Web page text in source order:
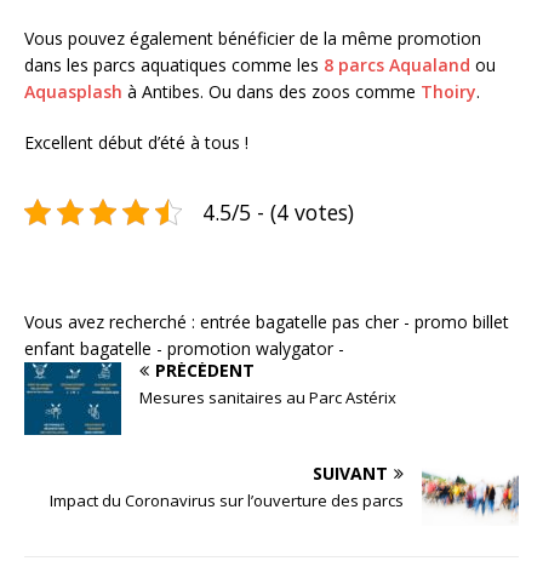
Vous pouvez également bénéficier de la même promotion
dans les parcs aquatiques comme les 8 parcs Aqualand ou
Aquasplash à Antibes. Ou dans des zoos comme Thoiry.
Excellent début d’été à tous !
4.5/5 - (4 votes)
Vous avez recherché : entrée bagatelle pas cher - promo billet
enfant bagatelle - promotion walygator -
PRÉCÉDENT
Mesures sanitaires au Parc Astérix
SUIVANT
Impact du Coronavirus sur l’ouverture des parcs